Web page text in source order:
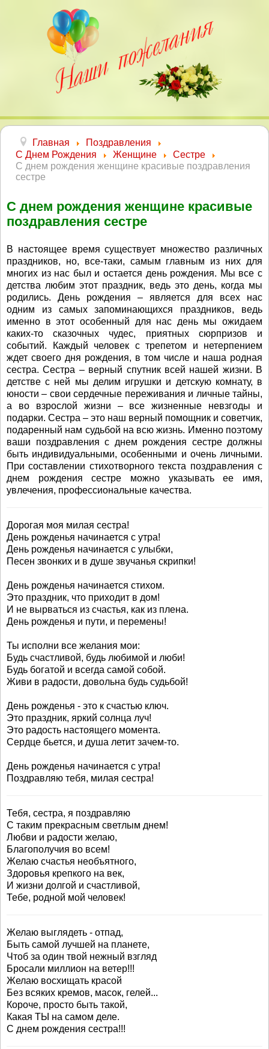
Главная
Поздравления
С Днем Рождения
Женщине
Сестре
С днем рождения женщине красивые поздравления
сестре
С днем рождения женщине красивые
поздравления сестре
В настоящее время существует множество различных
праздников, но, все-таки, самым главным из них для
многих из нас был и остается день рождения. Мы все с
детства любим этот праздник, ведь это день, когда мы
родились. День рождения – является для всех нас
одним из самых запоминающихся праздников, ведь
именно в этот особенный для нас день мы ожидаем
каких-то сказочных чудес, приятных сюрпризов и
событий. Каждый человек с трепетом и нетерпением
ждет своего дня рождения, в том числе и наша родная
сестра. Сестра – верный спутник всей нашей жизни. В
детстве с ней мы делим игрушки и детскую комнату, в
юности – свои сердечные переживания и личные тайны,
а во взрослой жизни – все жизненные невзгоды и
подарки. Сестра – это наш верный помощник и советчик,
подаренный нам судьбой на всю жизнь. Именно поэтому
ваши поздравления с днем рождения сестре должны
быть индивидуальными, особенными и очень личными.
При составлении стихотворного текста поздравления с
днем рождения сестре можно указывать ее имя,
увлечения, профессиональные качества.
Дорогая моя милая сестра!
День рожденья начинается с утра!
День рожденья начинается с улыбки,
Песен звонких и в душе звучанья скрипки!
День рожденья начинается стихом.
Это праздник, что приходит в дом!
И не вырваться из счастья, как из плена.
День рожденья и пути, и перемены!
Ты исполни все желания мои:
Будь счастливой, будь любимой и люби!
Будь богатой и всегда самой собой.
Живи в радости, довольна будь судьбой!
День рожденья - это к счастью ключ.
Это праздник, яркий солнца луч!
Это радость настоящего момента.
Сердце бьется, и душа летит зачем-то.
День рожденья начинается с утра!
Поздравляю тебя, милая сестра!
Тебя, сестра, я поздравляю
С таким прекрасным светлым днем!
Любви и радости желаю,
Благополучия во всем!
Желаю счастья необъятного,
Здоровья крепкого на век,
И жизни долгой и счастливой,
Тебе, родной мой человек!
Желаю выглядеть - отпад,
Быть самой лучшей на планете,
Чтоб за один твой нежный взгляд
Бросали миллион на ветер!!!
Желаю восхищать красой
Без всяких кремов, масок, гелей...
Короче, просто быть такой,
Какая ТЫ на самом деле.
С днем рождения сестра!!!